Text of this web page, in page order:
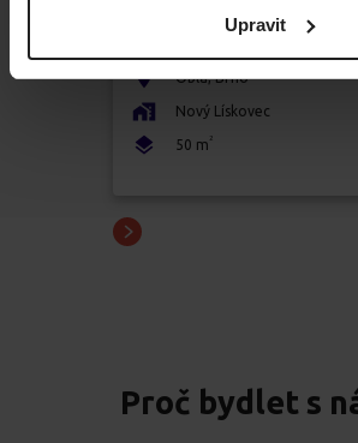
Upravit
19 500 Kč
Oblá,Brno
Nový Lískovec
50 m 2
Proč bydlet s